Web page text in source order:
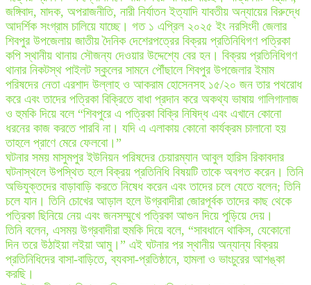
জঙ্গিবাদ, মাদক, অপরাজনীতি, নারী নির্যাতন ইত্যাদি যাবতীয় অন্যায়ের বিরুদ্ধে
আদর্শিক সংগ্রাম চালিয়ে যাচ্ছে। গত ১ এপ্রিল ২০২৫ ইং নরসিংদী জেলার
শিবপুর উপজেলায় জাতীয় দৈনিক দেশেরপত্রের বিক্রয় প্রতিনিধিগণ পত্রিকা
কপি স্থানীয় থানায় সৌজন্য দেওয়ার উদ্দেশ্যে বের হন। বিক্রয় প্রতিনিধিগণ
থানার নিকটস্থ পাইলট স্কুলের সামনে পৌঁছালে শিবপুর উপজেলার ইমাম
পরিষদের নেতা এরশাদ উল্লাহ ও আকরাম হোসেনসহ ১৫/২০ জন তার পথরোধ
করে এবং তাদের পত্রিকা বিক্রিতে বাধা প্রদান করে অকথ্য ভাষায় গালিগালাজ
ও হুমকি দিয়ে বলে “শিবপুরে এ পত্রিকা বিক্রি নিষিদ্ধ এবং এখানে কোনো
ধরনের কাজ করতে পারবি না। যদি এ এলাকায় কোনো কার্যক্রম চালানো হয়
তাহলে প্রাণে মেরে ফেলবো।”
ঘটনার সময় মাসুমপুর ইউনিয়ন পরিষদের চেয়ারম্যান আবুল হারিস রিকাবদার
ঘটনাস্থলে উপস্থিত হলে বিক্রয় প্রতিনিধি বিষয়টি তাকে অবগত করেন। তিনি
অভিযুক্তদের বাড়াবাড়ি করতে নিষেধ করেন এবং তাদের চলে যেতে বলেন; তিনি
চলে যান। তিনি চোখের আড়াল হলে উগ্রবাদীরা জোরপূর্বক তাদের কাছ থেকে
পত্রিকা ছিনিয়ে নেয় এবং জনসম্মুখে পত্রিকা আগুন দিয়ে পুড়িয়ে দেয়।
তিনি বলেন, এসময় উগ্রবাদীরা হুমকি দিয়ে বলে, “সাবধানে থাকিস, যেকোনো
দিন তরে উঠাইয়া লইয়া আমু।” এই ঘটনার পর স্থানীয় অন্যান্য বিক্রয়
প্রতিনিধিদের বাসা-বাড়িতে, ব্যবসা-প্রতিষ্ঠানে, হামলা ও ভাংচুরের আশঙ্কা
করছি।